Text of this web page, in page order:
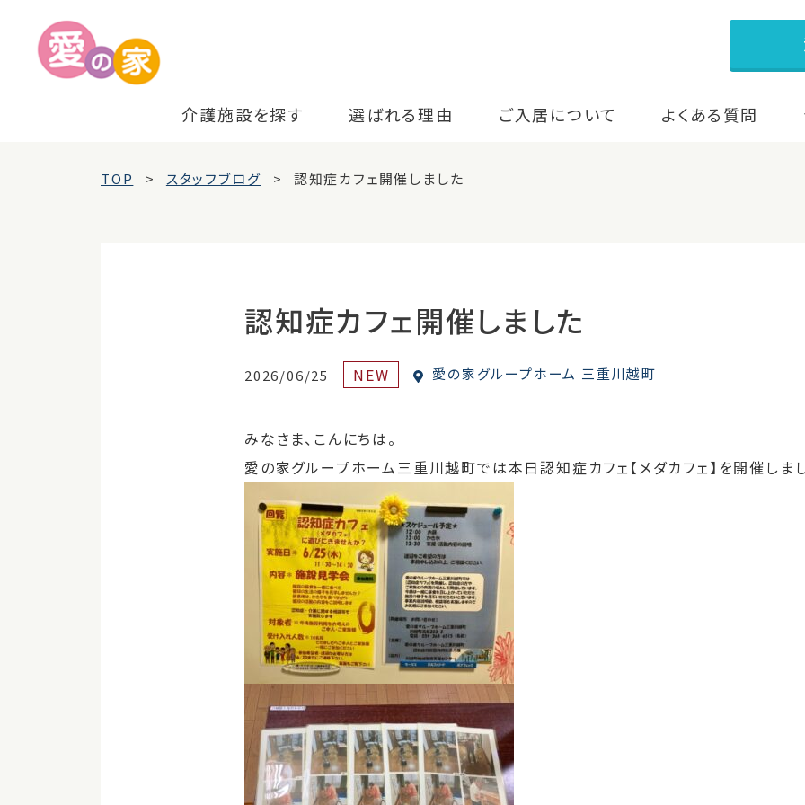
介護施設を探す 選ばれる理由 ご入居について よくある質問
TOP スタッフブログ 認知症カフェ開催しました
認知症カフェ開催しました
2026/06/25 NEW 愛の家グループホーム 三重川越町
みなさま、こんにちは。
愛の家グループホーム三重川越町では本日認知症カフェ【メダカフェ】を開催しま